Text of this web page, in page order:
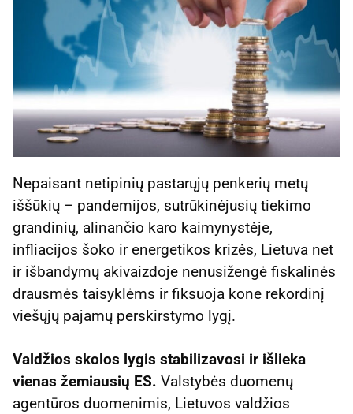
Nepaisant netipinių pastarųjų penkerių metų
iššūkių – pandemijos, sutrūkinėjusių tiekimo
grandinių, alinančio karo kaimynystėje,
infliacijos šoko ir energetikos krizės, Lietuva net
ir išbandymų akivaizdoje nenusižengė fiskalinės
drausmės taisyklėms ir fiksuoja kone rekordinį
viešųjų pajamų perskirstymo lygį.
Valdžios skolos lygis stabilizavosi ir išlieka
vienas žemiausių ES. Valstybės duomenų
agentūros duomenimis, Lietuvos valdžios